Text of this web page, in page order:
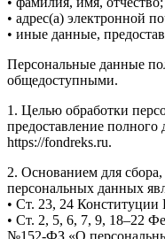
• адрес(а) электронной
• иные данные,
Персональные данные
общедоступными.
1. Целью обработки
предоставление полного
https://fondreks.ru.
2. Основанием для
персональных данных
• Ст. 23, 24
• Ст. 2, 5, 6, 7, 9, 18–22
№152-ФЗ «О